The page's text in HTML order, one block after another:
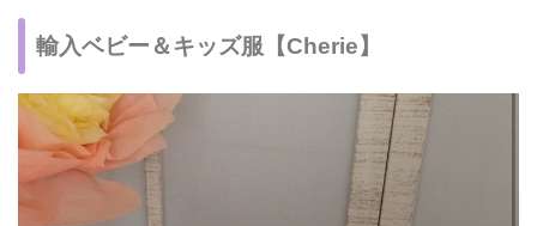
輸入ベビー＆キッズ服【Cherie】